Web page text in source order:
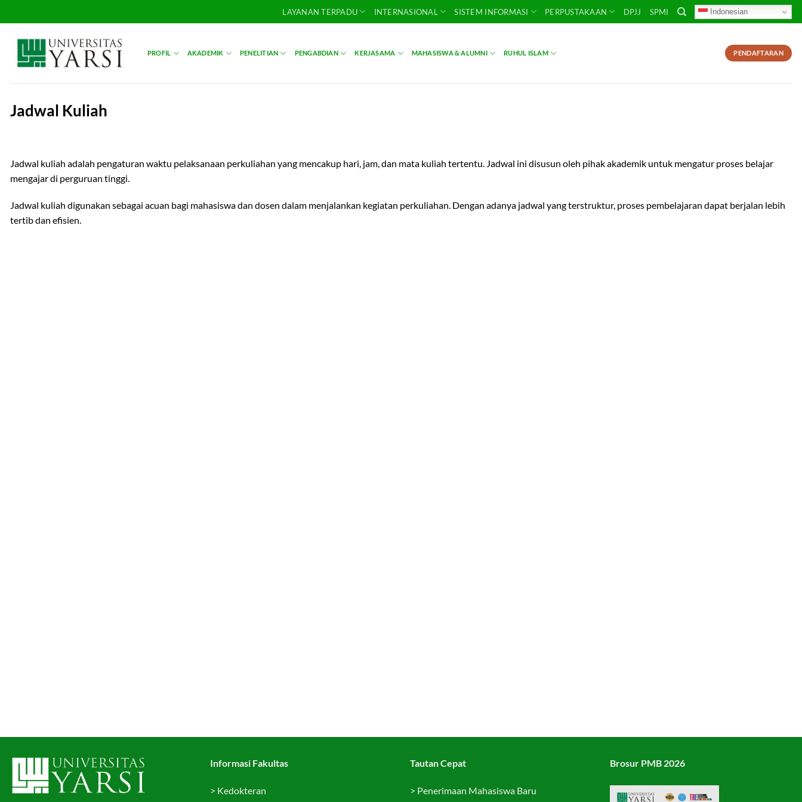
to
content
LAYANAN TERPADU INTERNASIONAL SISTEM INFORMASI PERPUSTAKAAN DPJJ SPMI Indonesian
PROFIL AKADEMIK PENELITIAN PENGABDIAN KERJASAMA MAHASISWA & ALUMNI RUHUL ISLAM PENDAFTARAN
Jadwal Kuliah
Jadwal kuliah adalah pengaturan waktu pelaksanaan perkuliahan yang mencakup hari, jam, dan mata kuliah tertentu. Jadwal ini disusun oleh pihak akademik untuk mengatur proses belajar
mengajar di perguruan tinggi.
Jadwal kuliah digunakan sebagai acuan bagi mahasiswa dan dosen dalam menjalankan kegiatan perkuliahan. Dengan adanya jadwal yang terstruktur, proses pembelajaran dapat berjalan lebih
tertib dan efisien.
Informasi Fakultas
> Kedokteran
Tautan Cepat
> Penerimaan Mahasiswa Baru
Brosur PMB 2026